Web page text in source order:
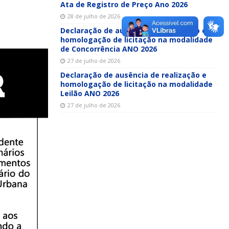
Ata de Registro de Preço Ano 2026
28 de julho de 2026
Declaração de ausência de realização e
homologação de licitação na modalidade
de Concorrência ANO 2026
27 de julho de 2026
Declaração de ausência de realização e
homologação de licitação na modalidade
Leilão ANO 2026
27 de julho de 2026